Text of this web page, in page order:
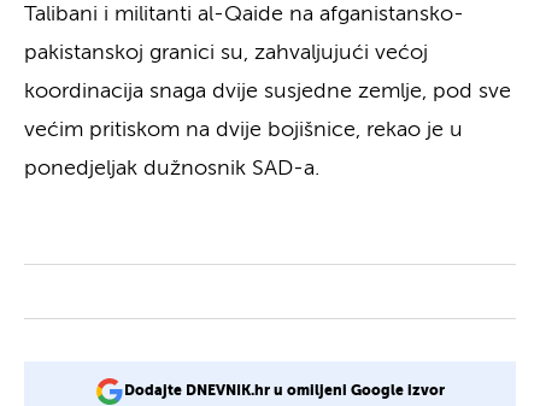
Talibani i militanti al-Qaide na afganistansko-
pakistanskoj granici su, zahvaljujući većoj
koordinacija snaga dvije susjedne zemlje, pod sve
većim pritiskom na dvije bojišnice, rekao je u
ponedjeljak dužnosnik SAD-a.
Dodajte DNEVNIK.hr u omiljeni Google izvor